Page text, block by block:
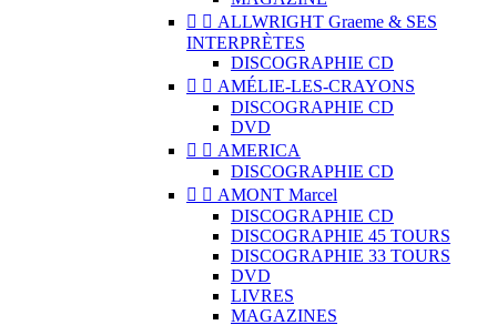
  ALLWRIGHT Graeme & SES
INTERPRÈTES
DISCOGRAPHIE CD
  AMÉLIE-LES-CRAYONS
DISCOGRAPHIE CD
DVD
  AMERICA
DISCOGRAPHIE CD
  AMONT Marcel
DISCOGRAPHIE CD
DISCOGRAPHIE 45 TOURS
DISCOGRAPHIE 33 TOURS
DVD
LIVRES
MAGAZINES